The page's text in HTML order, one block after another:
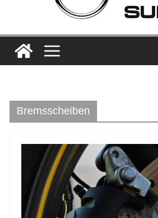
Bremsscheiben